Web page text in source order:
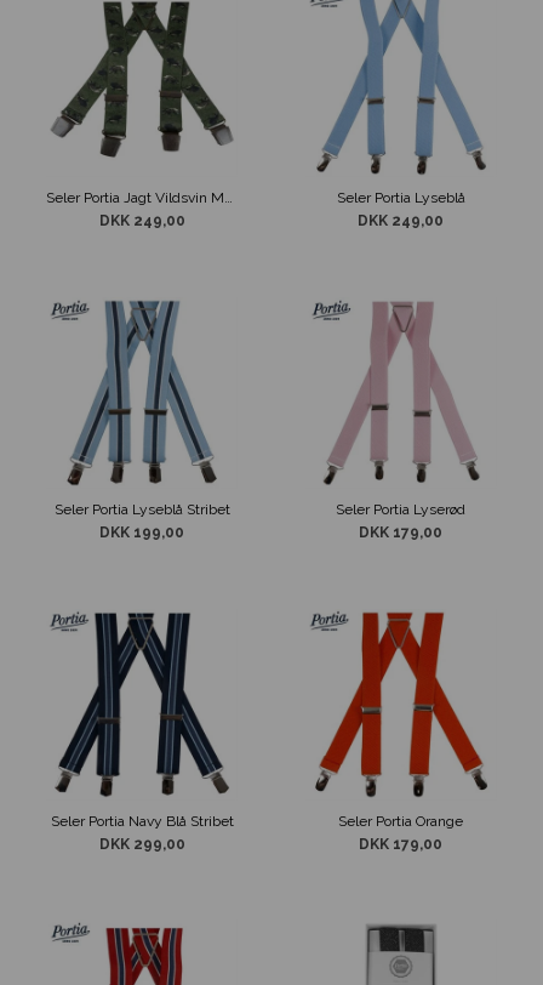
Seler Portia Jagt Vildsvin Mønster
DKK 249,00
Seler Portia Lyseblå
DKK 249,00
Seler Portia Lyseblå Stribet
DKK 199,00
Seler Portia Lyserød
DKK 179,00
Seler Portia Navy Blå Stribet
DKK 299,00
Seler Portia Orange
DKK 179,00